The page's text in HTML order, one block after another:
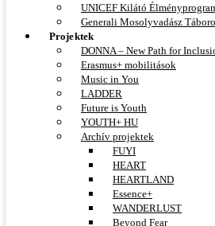
UNICEF Kilátó
Generali Mosolyvadász
Projektek
DONNA – New Path for
Erasmus+ mobilitások
Music in You
LADDER
Future is Youth
YOUTH+ HU
Archív projektek
FUYI
HEART
HEARTLAND
Essence+
WANDERLUST
Beyond Fear